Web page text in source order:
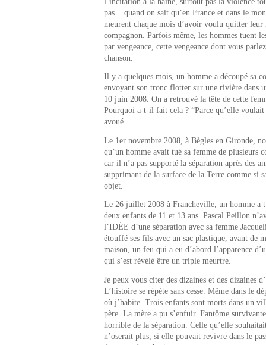
pas... quand on sait qu’en France et dans le
meurent chaque mois d’avoir voulu quitter
compagnon. Parfois même, les hommes tuent
par vengeance, cette vengeance dont vous
chanson.
Il y a quelques mois, un homme a découpé sa
envoyant son tronc flotter sur une rivière dans
10 juin 2008. On a retrouvé la tête de cette
Pourquoi a-t-il fait cela ? “Parce qu’elle
avoué.
Le 1er novembre 2008, à Bègles en Gironde,
qu’un homme avait tué sa femme de plusieurs
car il n’a pas supporté la séparation après des
supprimant de la surface de la Terre comme si
objet.
Le 26 juillet 2008 à Francheville, un homme a
deux enfants de 11 et 13 ans. Pascal Peillon
l’IDÉE d’une séparation avec sa femme
étouffé ses fils avec un sac plastique, avant de
maison, un feu qui a eu d’abord l’apparence
qui s’est révélé être un triple meurtre.
Je peux vous citer des dizaines et des dizaines
L’histoire se répète sans cesse. Même dans le
où j’habite. Trois enfants sont morts dans un
père. La mère a pu s’enfuir. Fantôme
horrible de la séparation. Celle qu’elle
n’oserait plus, si elle pouvait revivre dans le